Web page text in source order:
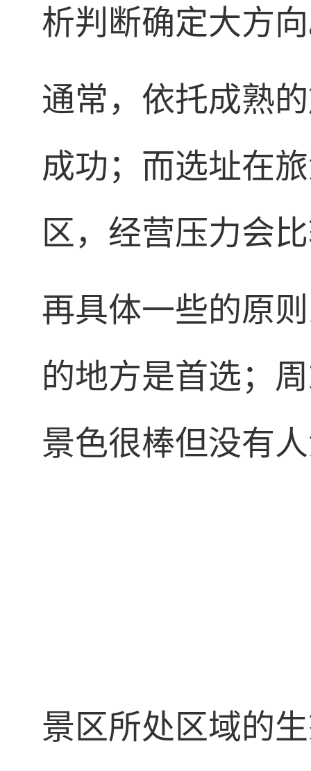
析判断确定大方
通常，依托成熟
成功；而选址在
区，经营压力会
再具体一些的原
的地方是首选；
景色很棒但没有
景区所处区域的